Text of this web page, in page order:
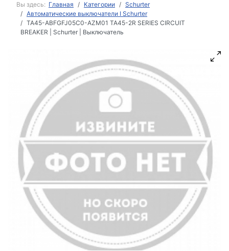
Вы здесь: Главная Категории
Schurter
Автоматические выключатели I Schurter
TA45-ABFGFJ05C0-AZM01 TA45-2R SERIES CIRCUIT
BREAKER | Schurter | Выключатель